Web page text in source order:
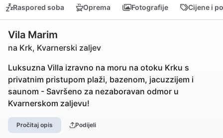
Raspored soba Oprema Fotografije Cijene i
Vila Marim
na Krk, Kvarnerski zaljev
Luksuzna Villa izravno na moru na otoku Krku s
privatnim pristupom plaži, bazenom, jacuzzijem i
saunom - Savršeno za nezaboravan odmor u
Kvarnerskom zaljevu!
Pročitaj opis Podijeli